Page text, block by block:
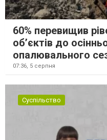
60% перевищив
об’єктів до
опалювального
07:36, 5 серпня
Суспільство